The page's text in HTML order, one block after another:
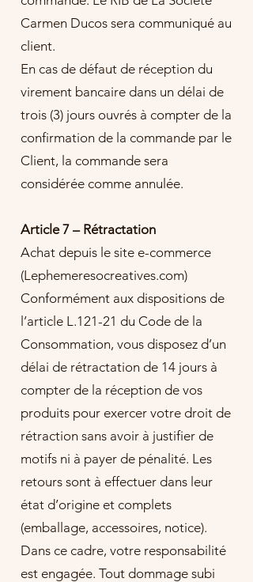
Carmen Ducos sera communiqué au
client.
En cas de défaut de réception du
virement bancaire dans un délai de
trois (3) jours ouvrés à compter de la
confirmation de la commande par le
Client, la commande sera
considérée comme annulée.
Article 7 – Rétractation
Achat depuis le site e-commerce
(Lephemeresocreatives.com)
Conformément aux dispositions de
l’article L.121-21 du Code de la
Consommation, vous disposez d’un
délai de rétractation de 14 jours à
compter de la réception de vos
produits pour exercer votre droit de
rétraction sans avoir à justifier de
motifs ni à payer de pénalité. Les
retours sont à effectuer dans leur
état d’origine et complets
(emballage, accessoires, notice).
Dans ce cadre, votre responsabilité
est engagée. Tout dommage subi